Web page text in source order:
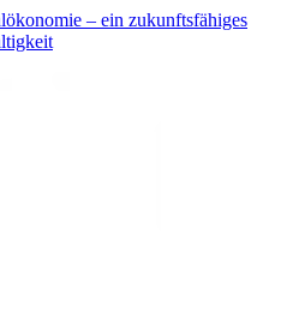
– ein zukunftsfähiges